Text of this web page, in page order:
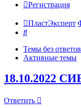
Регистрация
ПластЭксперт
Поиск
Темы без ответов
Активные темы
18.10.2022
Ответить